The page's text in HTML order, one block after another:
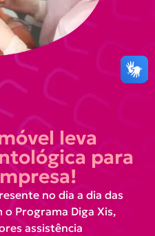
leva
para
no dia a dia das
Programa Diga Xis,
assistência